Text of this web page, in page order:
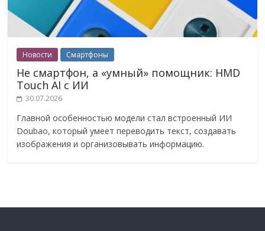
Новости Смартфоны
Не смартфон, а «умный» помощник: HMD
Touch AI с ИИ
30.07.2026
Главной особенностью модели стал встроенный ИИ
Doubao, который умеет переводить текст, создавать
изображения и организовывать информацию.